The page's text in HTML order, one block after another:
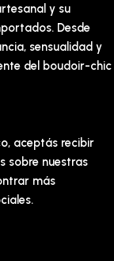
y su
Desde
sensualidad y
del boudoir-chic
aceptás recibir
sobre nuestras
más